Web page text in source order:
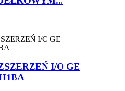
I/O GE